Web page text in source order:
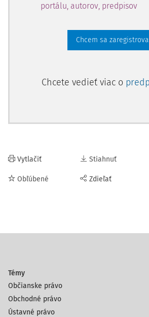
portálu, autorov, predpisov
Chcem sa
Chcete vedieť viac o
Vytlačiť
Obľúbené
Stiahnuť
Zdieľať
Témy
Občianske právo
Obchodné právo
Ústavné právo